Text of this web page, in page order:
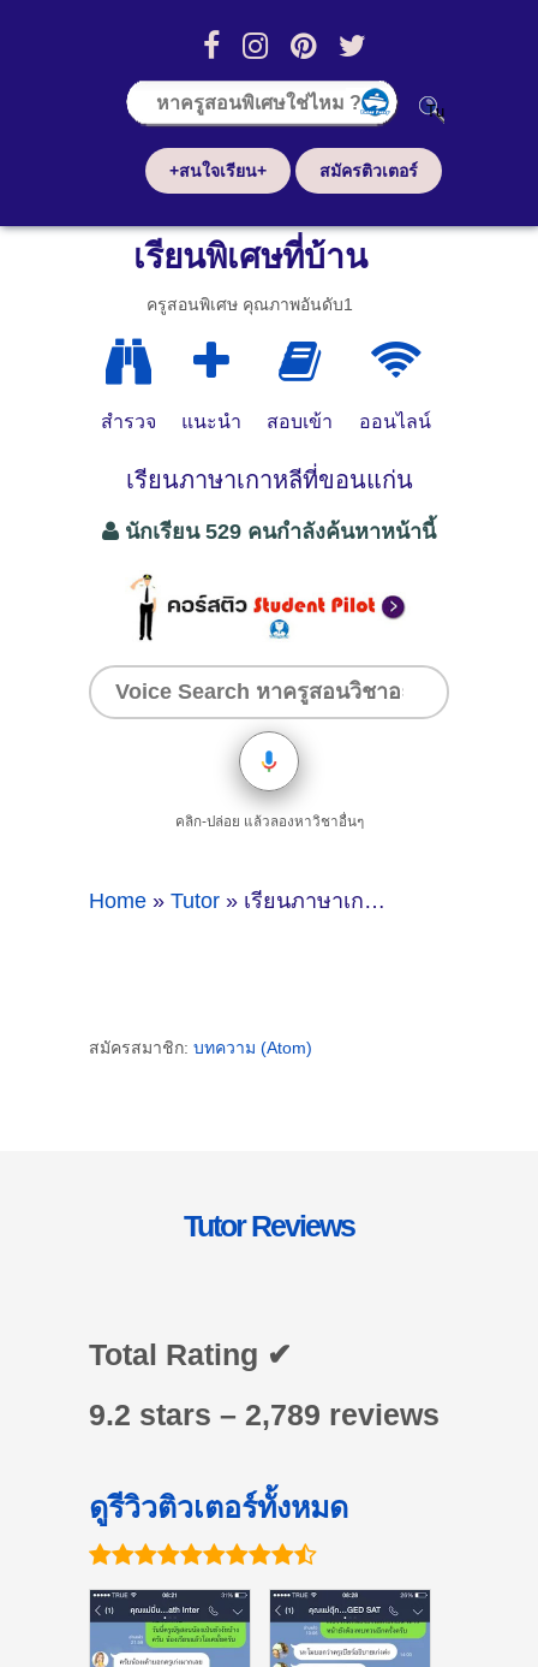
+สนใจเรียน+ สมัครติวเตอร์
เรียนพิเศษที่บ้าน
ครูสอนพิเศษ คุณภาพอันดับ1
สำรวจ แนะนำ สอบเข้า ออนไลน์
เรียนภาษาเกาหลีที่ขอนแก่น
นักเรียน 529 คนกำลังค้นหาหน้านี้
คลิก-ปล่อย แล้วลองหาวิชาอื่นๆ
Home » Tutor » เรียนภาษาเกาหลีที่ขอนแก่น
สมัครสมาชิก: บทความ (Atom)
Tutor Reviews
Total Rating ✔
9.2 stars – 2,789 reviews
ดูรีวิวติวเตอร์ทั้งหมด